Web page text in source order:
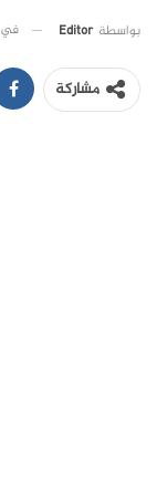
بواسطة Editor في
مشاركة